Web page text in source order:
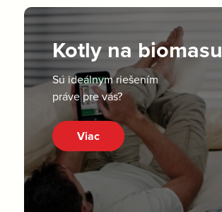
Kotly na biomasu
Sú ideálnym riešením
práve pre vás?
Viac